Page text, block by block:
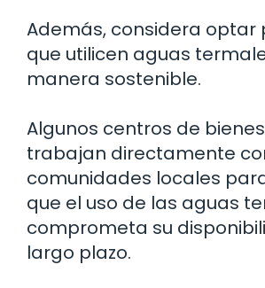
Además, considera optar
que utilicen aguas
manera sostenible.
Algunos centros de
trabajan directamente
comunidades locales
que el uso de las aguas
comprometa su
largo plazo.